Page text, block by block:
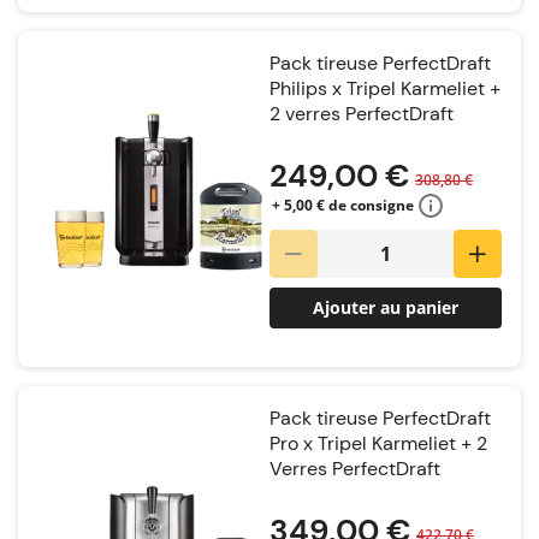
Pack tireuse PerfectDraft
Philips x Tripel Karmeliet +
2 verres PerfectDraft
249,00 € 308,80 €
+ 5,00 € de consigne
Ajouter au panier
Pack tireuse PerfectDraft
Pro x Tripel Karmeliet + 2
Verres PerfectDraft
349,00 €